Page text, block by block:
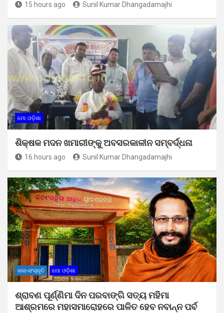
15 hours ago Sunil Kumar Dhangadamajhi
ମୋ ଓଡ଼ିଶା
ଶିକ୍ଷକ ମଦନ ଖମାରୀଙ୍କୁ ଅବସରକାଳୀନ ସମ୍ବର୍ଦ୍ଧନା
16 hours ago Sunil Kumar Dhangadamajhi
କଳା-ସଂସ୍କୃତି ମୋ ଓଡ଼ିଶା
ଶ୍ରାବଣ ପୂର୍ଣ୍ଣିମା ଦିନ ପରବାଙ୍ଗି ସତ୍ୟ ମହିମା
ଆଶ୍ରମରେ ମହାସମାରୋହରେ ପାଳିତ ହେବ ନବାନ୍ନ ପର୍ବ